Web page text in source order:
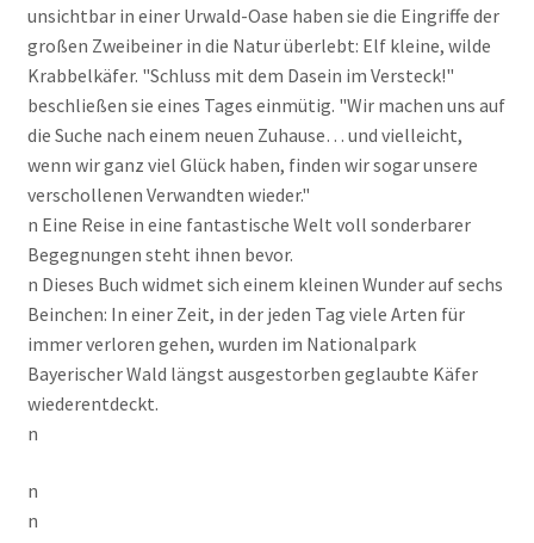
unsichtbar in einer Urwald-Oase haben sie die Eingriffe der
großen Zweibeiner in die Natur überlebt: Elf kleine, wilde
Krabbelkäfer. "Schluss mit dem Dasein im Versteck!"
beschließen sie eines Tages einmütig. "Wir machen uns auf
die Suche nach einem neuen Zuhause… und vielleicht,
wenn wir ganz viel Glück haben, finden wir sogar unsere
verschollenen Verwandten wieder."
n Eine Reise in eine fantastische Welt voll sonderbarer
Begegnungen steht ihnen bevor.
n Dieses Buch widmet sich einem kleinen Wunder auf sechs
Beinchen: In einer Zeit, in der jeden Tag viele Arten für
immer verloren gehen, wurden im Nationalpark
Bayerischer Wald längst ausgestorben geglaubte Käfer
wiederentdeckt.
n
n
n